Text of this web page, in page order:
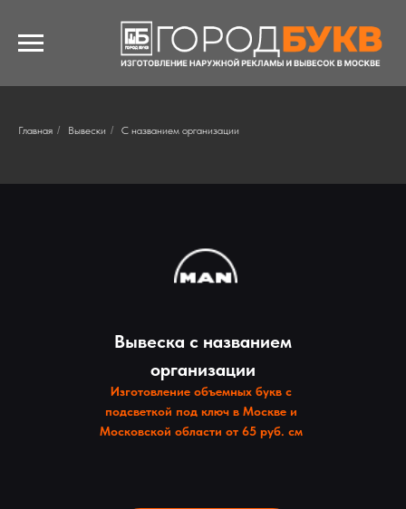
Главная / Вывески / С названием организации
Вывеска с названием
организации
Изготовление объемных букв с
подсветкой под ключ в Москве и
Московской области от 65 руб. см